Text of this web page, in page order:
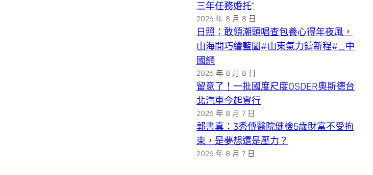
三年任務婚托”
2026 年 8 月 8 日
日照：敢領潮頭唱查包養心得年夜風，
山海間巧繪藍圖#山東氣力鑄新程#_中
國網
2026 年 8 月 8 日
留意了！一批國度尺度OSDER奧斯德台
北汽車今起實行
2026 年 8 月 7 日
郭書真：3秀傳醫院健檢5歲財富不受拘
束，是夢想還是壓力？
2026 年 8 月 7 日